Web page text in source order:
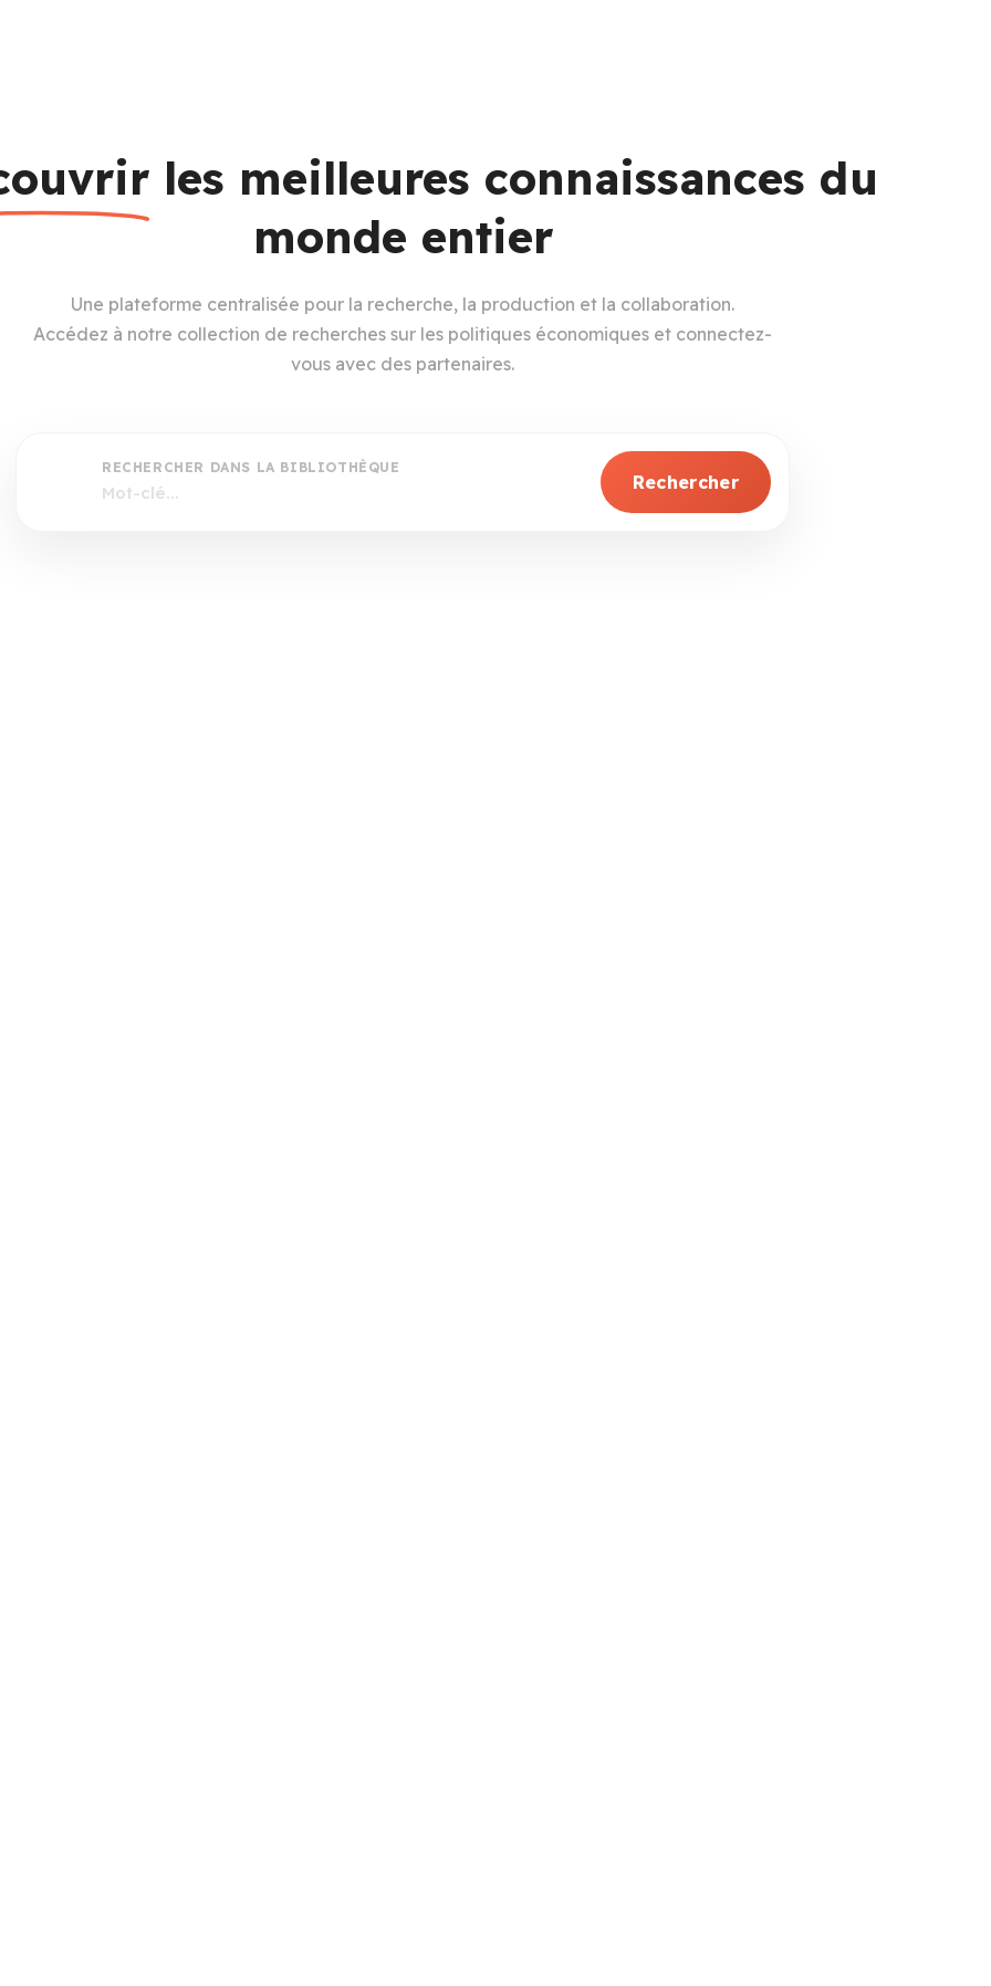
les meilleures connaissances du
monde entier
Une plateforme centralisée pour la recherche, la production et la collaboration.
Accédez à notre collection de recherches sur les politiques économiques et connectez-
vous avec des partenaires.
RECHERCHER DANS LA BIBLIOTHÈQUE
Rechercher